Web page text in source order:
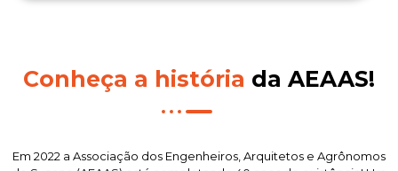
Conheça a história da AEAAS!
Em 2022 a Associação dos Engenheiros, Arquitetos e Agrônomos